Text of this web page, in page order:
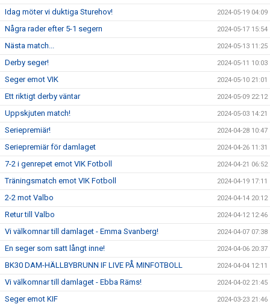
Idag möter vi duktiga Sturehov! 2024-05-19 04:09
Några rader efter 5-1 segern 2024-05-17 15:54
Nästa match... 2024-05-13 11:25
Derby seger! 2024-05-11 10:03
Seger emot VIK 2024-05-10 21:01
Ett riktigt derby väntar 2024-05-09 22:12
Uppskjuten match! 2024-05-03 14:21
Seriepremiär! 2024-04-28 10:47
Seriepremiär för damlaget 2024-04-26 11:31
7-2 i genrepet emot VIK Fotboll 2024-04-21 06:52
Träningsmatch emot VIK Fotboll 2024-04-19 17:11
2-2 mot Valbo 2024-04-14 20:12
Retur till Valbo 2024-04-12 12:46
Vi välkomnar till damlaget - Emma Svanberg! 2024-04-07 07:38
En seger som satt långt inne! 2024-04-06 20:37
BK30 DAM-HÄLLBYBRUNN IF LIVE PÅ MINFOTBOLL 2024-04-04 12:11
Vi välkomnar till damlaget - Ebba Räms! 2024-04-02 21:45
Seger emot KIF 2024-03-23 21:46